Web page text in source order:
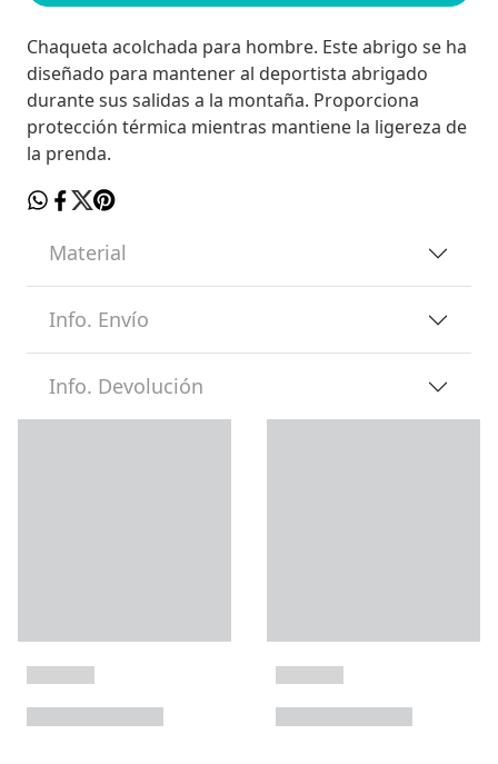
Chaqueta acolchada para hombre. Este abrigo se ha
diseñado para mantener al deportista abrigado
durante sus salidas a la montaña. Proporciona
protección térmica mientras mantiene la ligereza de
la prenda.
Material
Info. Envío
Info. Devolución